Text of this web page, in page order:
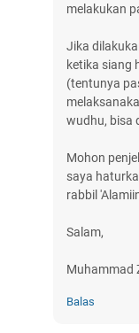
melakukan
Jika
ketika siang
(tentunya
wudhu, bisa
Mohon
saya
rabbil
Salam,
Muhammad
Balas